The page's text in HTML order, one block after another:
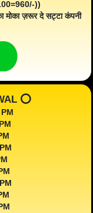
))
मोका ज़रूर दे सट्टा कंपनी
⭕️
PM